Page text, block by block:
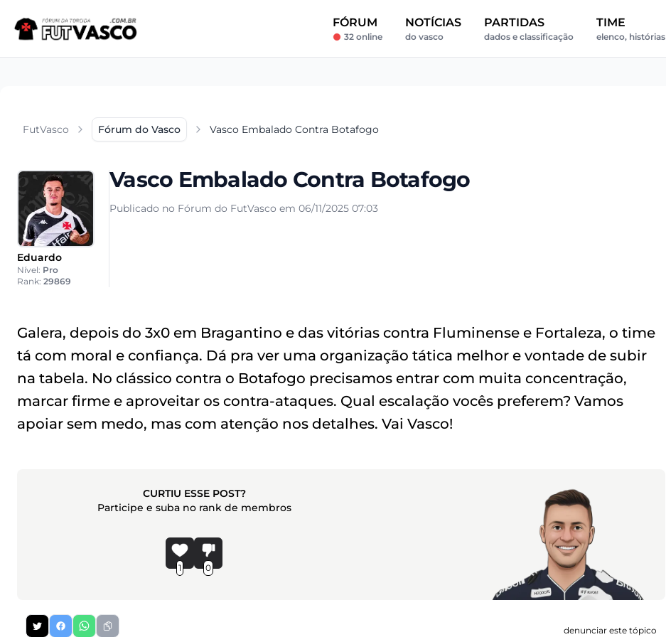
FÓRUM
32 online
NOTÍCIAS
do vasco
PARTIDAS
dados e classificação
TIME
elenco, histórias
FutVasco Fórum do Vasco Vasco Embalado Contra Botafogo
Eduardo
Nível: Pro
Rank: 29869
Vasco Embalado Contra Botafogo
Publicado no Fórum do FutVasco em 06/11/2025 07:03
Galera, depois do 3x0 em Bragantino e das vitórias contra Fluminense e Fortaleza, o time
tá com moral e confiança. Dá pra ver uma organização tática melhor e vontade de subir
na tabela. No clássico contra o Botafogo precisamos entrar com muita concentração,
marcar firme e aproveitar os contra-ataques. Qual escalação vocês preferem? Vamos
apoiar sem medo, mas com atenção nos detalhes. Vai Vasco!
CURTIU ESSE POST?
Participe e suba no rank de membros
1 0
denunciar este tópico